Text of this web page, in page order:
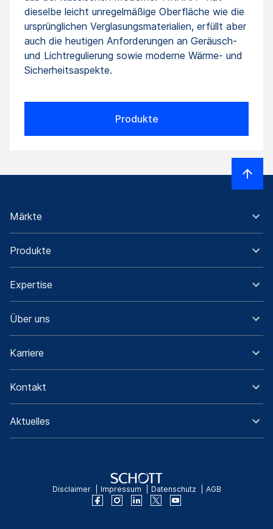
dieselbe leicht unregelmäßige Oberfläche wie die
ursprünglichen Verglasungsmaterialien, erfüllt aber
auch die heutigen Anforderungen an Geräusch-
und Lichtregulierung sowie moderne Wärme- und
Sicherheitsaspekte.
Produkte
Märkte
Produkte
Expertise
Über uns
Karriere
Kontakt
Aktuelles
Disclaimer Impressum Datenschutz AGB